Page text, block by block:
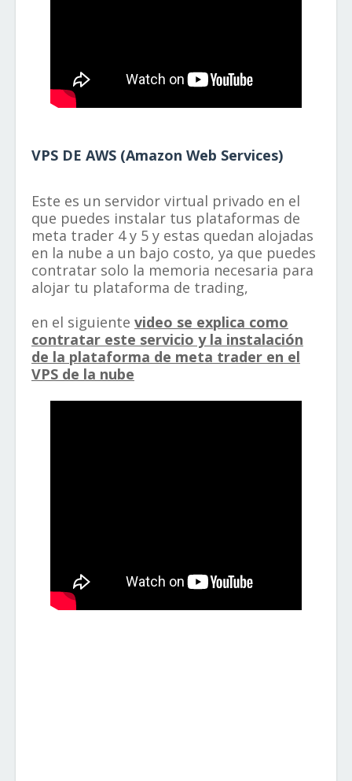
VPS DE AWS (Amazon Web Services)
Este es un servidor virtual privado en el
que puedes instalar tus plataformas de
meta trader 4 y 5 y estas quedan alojadas
en la nube a un bajo costo, ya que puedes
contratar solo la memoria necesaria para
alojar tu plataforma de trading,
en el siguiente video se explica como
contratar este servicio y la instalación
de la plataforma de meta trader en el
VPS de la nube